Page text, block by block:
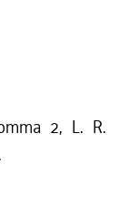
2, L. R.